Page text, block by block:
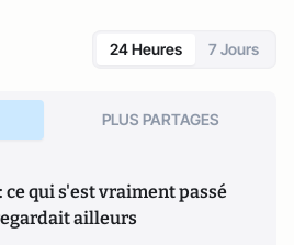
24 Heures 7 Jours
PLUS PARTAGES
ce qui s'est vraiment passé
ailleurs